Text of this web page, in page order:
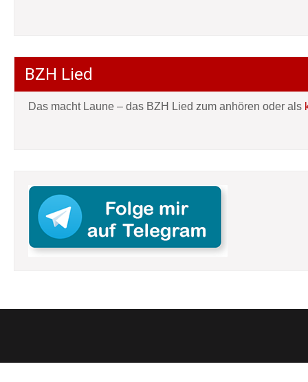
BZH Lied
Das macht Laune – das BZH Lied zum anhören oder als